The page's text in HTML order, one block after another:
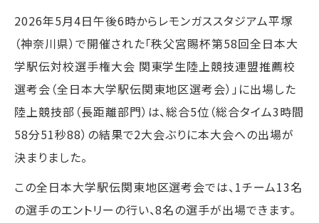
2026年5月4日午後6時からレモンガススタジアム平塚
（神奈川県）で開催された「秩父宮賜杯第58回全日本大
学駅伝対校選手権大会 関東学生陸上競技連盟推薦校
選考会（全日本大学駅伝関東地区選考会）」に出場した
陸上競技部（長距離部門）は、総合5位（総合タイム3時間
58分51秒88）の結果で2大会ぶりに本大会への出場が
決まりました。
この全日本大学駅伝関東地区選考会では、1チーム13名
の選手のエントリーの行い、8名の選手が出場できます。